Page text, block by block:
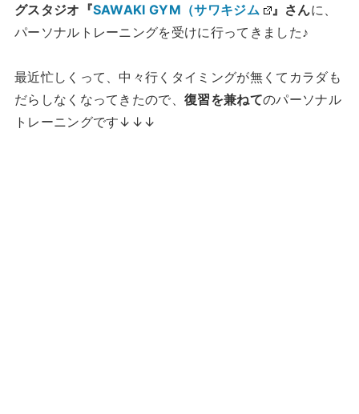
グスタジオ『SAWAKI GYM（サワキジム 』さんに、
パーソナルトレーニングを受けに行ってきました♪
最近忙しくって、中々行くタイミングが無くてカラダも
だらしなくなってきたので、復習を兼ねてのパーソナル
トレーニングです↓↓↓